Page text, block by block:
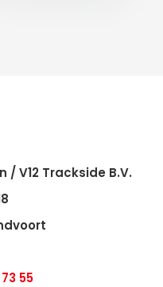
/ V12 Trackside B.V.
55